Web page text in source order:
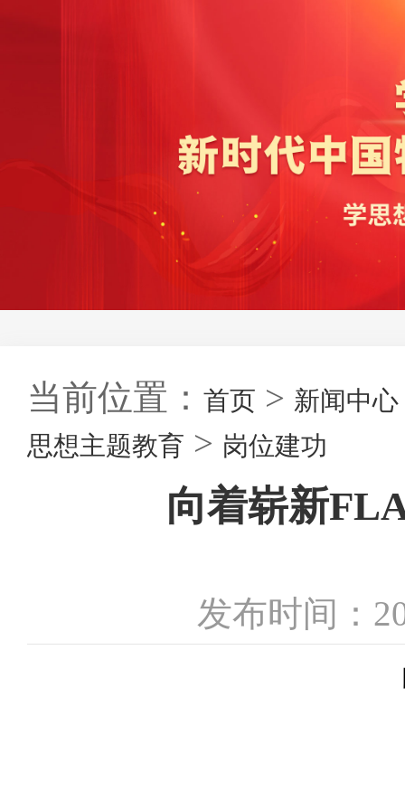
当前位置： 首页 > 新闻中心
思想主题教育 > 岗位建功
向着崭新
发布时间：